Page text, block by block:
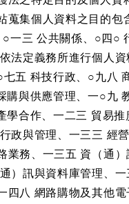
蒐集個人資料之目的包
一三 公共關係、○四○
法定義務所進行個人資
五 科技行政、○九八
購與供應管理、一○九
學合作、一二三 貿易推
政與管理、一三三 經
業務、一三五 資（通）
）訊與資料庫管理、一
四八 網路購物及其他電